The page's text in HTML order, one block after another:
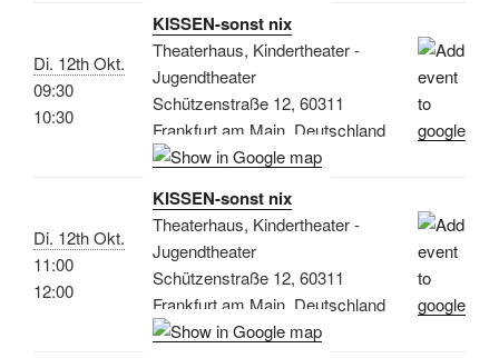
Di. 12th Okt.
09:30
10:30
KISSEN-sonst nix
Theaterhaus, Kindertheater -
Jugendtheater
Schützenstraße 12, 60311
Frankfurt am Main, Deutschland
Di. 12th Okt.
11:00
12:00
KISSEN-sonst nix
Theaterhaus, Kindertheater -
Jugendtheater
Schützenstraße 12, 60311
Frankfurt am Main, Deutschland